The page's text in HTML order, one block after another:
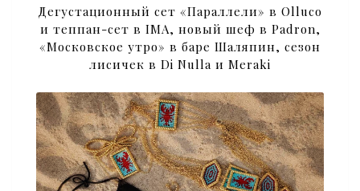
Дегустационный сет «Параллели» в Olluco
и теппан-сет в IMA, новый шеф в Padron,
«Московское утро» в баре Шаляпин, сезон
лисичек в Di Nulla и Meraki